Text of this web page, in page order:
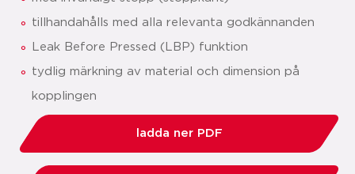
tillhandahålls med alla relevanta godkännanden
Leak Before Pressed (LBP) funktion
tydlig märkning av material och dimension på
kopplingen
ladda ner PDF